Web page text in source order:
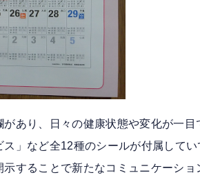
あり、日々の健康状態や変化が一目
」など全12種のシールが付属して
することで新たなコミュニケーショ